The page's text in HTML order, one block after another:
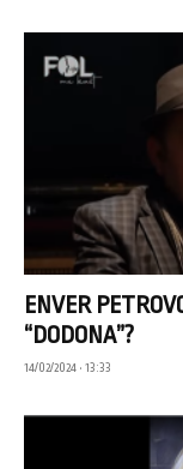
ENVER
“DODONA”?
14/02/2024 • 13:33